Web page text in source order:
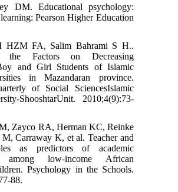
DM. Educational psychology:
learning: Pearson Higher Education
HZM FA, Salim Bahrami S H..
the Factors on Decreasing
and Girl Students of Islamic
in Mazandaran province.
of Social SciencesIslamic
ShooshtarUnit. 2010;4(9):73-
Zayco RA, Herman KC, Reinke
M, Carraway K, et al. Teacher and
as predictors of academic
among low‐income African
Psychology in the Schools.
88.